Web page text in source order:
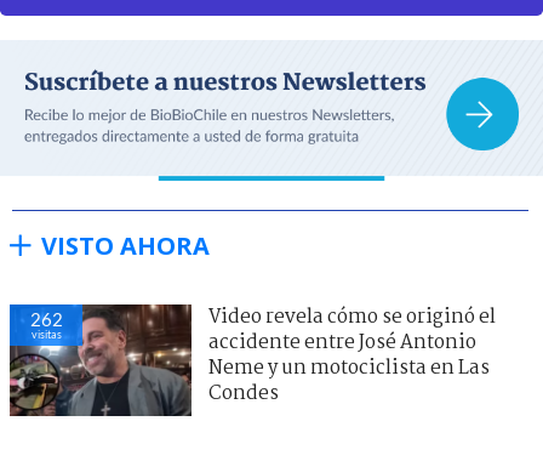
VISTO AHORA
262
visitas
Video revela cómo se originó el
accidente entre José Antonio
Neme y un motociclista en Las
Condes